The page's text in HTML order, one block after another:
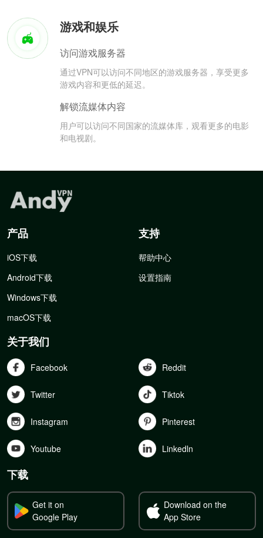
游戏和娱乐
访问游戏服务器
通过VPN可以访问不同地区的游戏服务器，享受更多
游戏内容和更低的延迟。
解锁流媒体内容
用户可以访问不同国家的流媒体库，观看更多的电影
和电视剧。
产品
iOS下载
Android下载
Windows下载
macOS下载
支持
帮助中心
设置指南
关于我们
Facebook Reddit
Twitter Tiktok
Instagram Pinterest
Youtube Linkedln
下载
Get it on
Google Play
Download on the
App Store